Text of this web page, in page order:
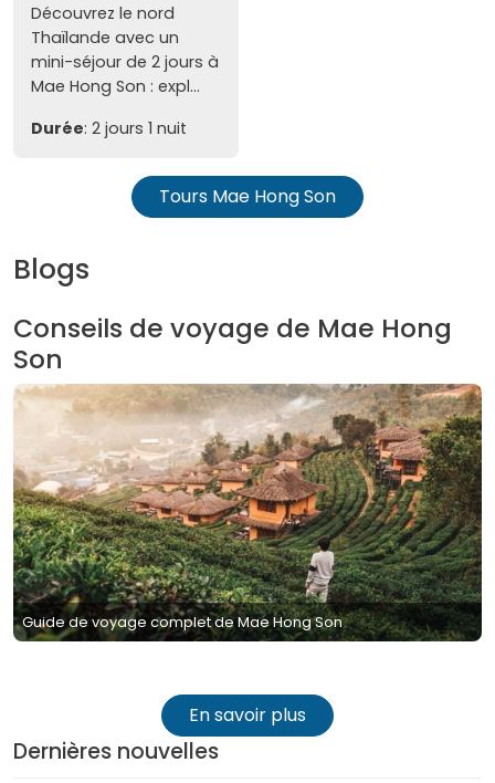
Découvrez le nord
Thaïlande avec un
mini-séjour de 2 jours à
Mae Hong Son : expl...
Durée: 2 jours 1 nuit
Tours Mae Hong Son
Blogs
Conseils de voyage de Mae Hong
Son
Guide de voyage complet de Mae Hong Son
En savoir plus
Dernières nouvelles